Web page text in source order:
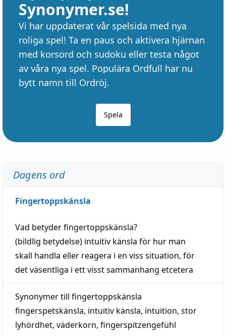
Synonymer.se!
Vi har uppdaterat vår spelsida med nya
roliga spel! Ta en paus och aktivera hjärnan
med korsord och sudoku eller testa något
av våra nya spel. Populära Ordfull har nu
bytt namn till Ordröj.
Spela
Dagens ord
Fingertoppskänsla
Vad betyderfingertoppskänsla?
(bildlig betydelse) intuitiv känsla för hur man
skall handla eller reagera i en viss situation, för
det väsentliga i ett visstsammanhang etcetera
Synonymer till fingertoppskänsla
fingerspetskänsla, intuitiv känsla, intuition, stor
lyhördhet, väderkorn, fingerspitzengefühl